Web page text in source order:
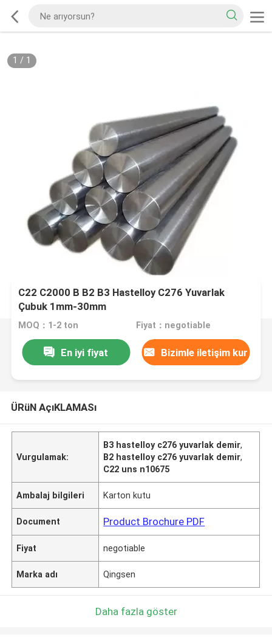
1 / 1
C22 C2000 B B2 B3 Hastelloy C276 Yuvarlak
Çubuk 1mm-30mm
MOQ：1-2 ton Fiyat：negotiable
En iyi fiyat Bizimle iletişim kur
ÜRüN AçıKLAMASı
Vurgulamak:
B3 hastelloy c276 yuvarlak demir,
B2 hastelloy c276 yuvarlak demir,
C22 uns n10675
Ambalaj bilgileri Karton kutu
Document Product Brochure PDF
Fiyat negotiable
Marka adı Qingsen
Daha fazla göster